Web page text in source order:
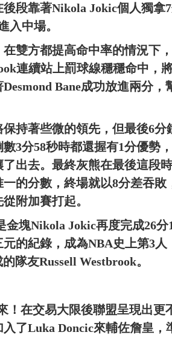
段靠著Nikola Jokic個人獨拿
入中場。
雙方都提高命中率的情況下
連續站上罰球線穩穩命中，
Bane成功放進兩分
持著些微的領先，但最後6
3分58秒時都還握有1分優勢
出去。最終灰熊在最後這段
一的分數，終場就以8分差吞
附加賽打起。
金塊Nikola Jokic再度完成26
的紀錄，成為NBA史上第3人
隊友Russell Westbrook。
！在交易大限後聯盟呈現出
了Luka Doncic來輔佐詹皇，